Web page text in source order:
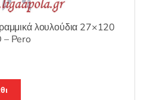
λουλούδια 27×120
Pero